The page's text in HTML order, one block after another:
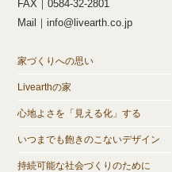
FAX｜0584-32-2801
Mail｜info@livearth.co.jp
家づくりへの思い
Livearthの家
心地よさを「見える化」する
いつまでも飽きのこないデザイン
持続可能な社会づくりのために